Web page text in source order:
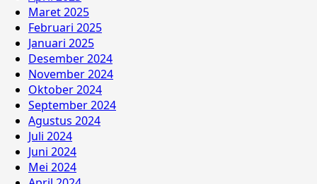
Maret 2025
Februari 2025
Januari 2025
Desember 2024
November 2024
Oktober 2024
September 2024
Agustus 2024
Juli 2024
Juni 2024
Mei 2024